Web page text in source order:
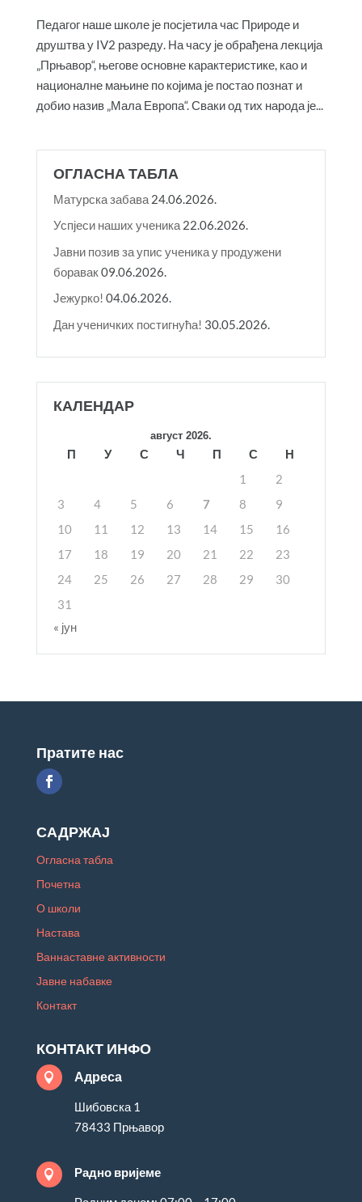
Педагог наше школе је посјетила час Природе и
друштва у IV2 разреду. На часу је обрађена лекција
„Прњавор“, његове основне карактеристике, као и
националне мањине по којима је постао познат и
добио назив „Мала Европа“. Сваки од тих народа је...
ОГЛАСНА ТАБЛА
Матурска забава 24.06.2026.
Успјеси наших ученика 22.06.2026.
Јавни позив за упис ученика у продужени
боравак09.06.2026.
Јежурко! 04.06.2026.
Дан ученичких постигнућа! 30.05.2026.
КАЛЕНДАР
август 2026.
П У С Ч П С
Н
1
2
3
4 5 6 7 8
9
10
11 12 13 14 15
16
17
18 19 20 21 22
23
24
25 26 27 28 29
30
31
« јун
Пратите нас
САДРЖАЈ
Огласна табла
Почетна
О школи
Настава
Ваннаставне активности
Јавне набавке
Контакт
КОНТАКТ ИНФО
 Адреса
Шибовска 1
78433 Прњавор
 Радно вријеме